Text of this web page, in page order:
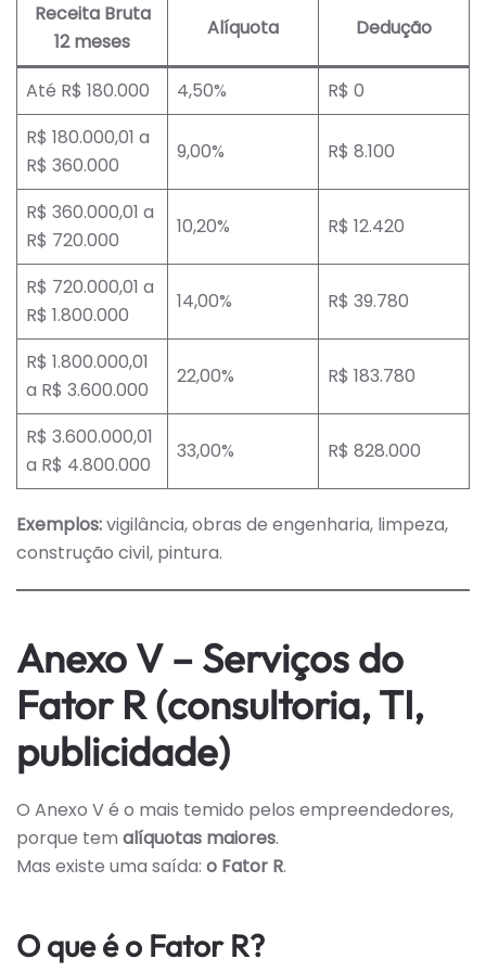
Receita Bruta
12 meses
Alíquota Dedução
Até R$ 180.000 4,50%
R$ 0
R$ 180.000,01 a
R$ 360.000
9,00% R$ 8.100
R$ 360.000,01 a
R$ 720.000
10,20% R$ 12.420
R$ 720.000,01 a
R$ 1.800.000
14,00% R$ 39.780
R$ 1.800.000,01
a R$ 3.600.000
22,00% R$ 183.780
R$ 3.600.000,01
a R$ 4.800.000
33,00% R$ 828.000
Exemplos:vigilância, obras de engenharia, limpeza,
construção civil, pintura.
Anexo V – Serviços do
Fator R (consultoria, TI,
publicidade)
O Anexo V é o mais temido pelos empreendedores,
porque tem alíquotas maiores.
Mas existe uma saída: o Fator R.
O que é o Fator R?